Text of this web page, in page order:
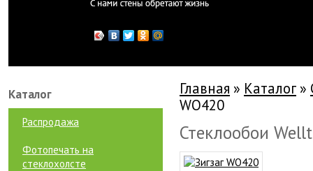
Каталог
Распродажа
Фотопечать на
стеклохолсте
Главная » Каталог »
WO420
Стеклообои